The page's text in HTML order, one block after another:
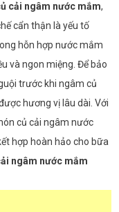
cải ngâm nước mắm,
cẩn thận là yếu tố
hỗn hợp nước mắm
và ngon miệng. Để bảo
trước khi ngâm củ
hương vị lâu dài. Với
củ cải ngâm nước
hợp hoàn hảo cho bữa
ngâm nước mắm